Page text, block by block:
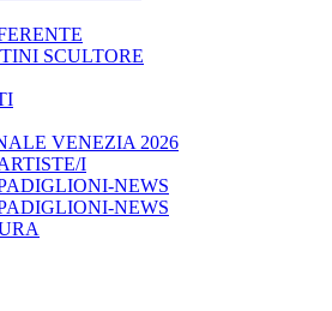
SCULTORE
VENEZIA 2026
I
NEWS
NEWS